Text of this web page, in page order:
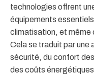
technologies offrent
équipements
climatisation, et même
Cela se traduit par une
sécurité, du confort
des coûts